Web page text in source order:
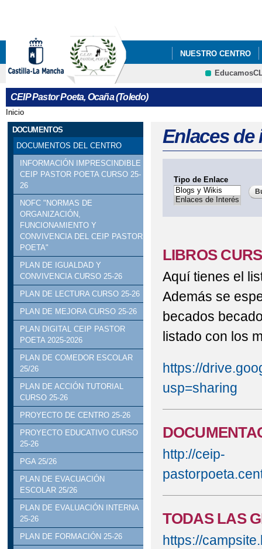
NUESTRO CENTRO
BLOGS Y WIKIS
AMPA DEL CEIP
GALERÍA
CEIP Pastor Poeta, Ocaña (Toledo)
Se encuentra usted aquí
Inicio
DOCUMENTOS
DOCUMENTOS DEL CENTRO
INFORMACIÓN IMPRESCINDIBLE
CEIP PASTOR POETA CURSO 25-
26
NOFC "NORMAS DE
ORGANIZACIÓN,
FUNCIONAMIENTO Y
CONVIVENCIA DEL CEIP PASTOR
POETA"
PLAN DE IGUALDAD Y
CONVIVENCIA CURSO 25-26
PLAN DE LECTURA CURSO 25-26
PLAN DE MEJORA CURSO 25-26
PLAN DIGITAL CEIP PASTOR
POETA 2025-2026
PLAN DE COMEDOR ESCOLAR
25/26
PLAN DE ACCIÓN TUTORIAL
CURSO 25-26
PROYECTO DE CENTRO 25-26
PROYECTO EDUCATIVO CURSO
25-26
PGA 25/26
PLAN DE EVACUACIÓN
ESCOLAR 25/26
PLAN DE EVALUACIÓN INTERNA
25-26
PLAN DE FORMACIÓN 25-26
Enlaces de
Tipo de Enlace
LIBROS
Aquí tienes el
Además se
becados
listado con los
https://
usp=sharing
http://ceip-
TODAS LAS
https://